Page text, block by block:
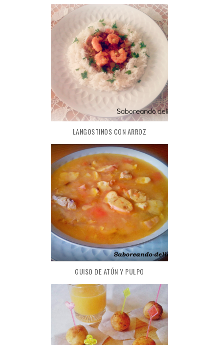
LANGOSTINOS CON ARROZ
GUISO DE ATÚN Y PULPO